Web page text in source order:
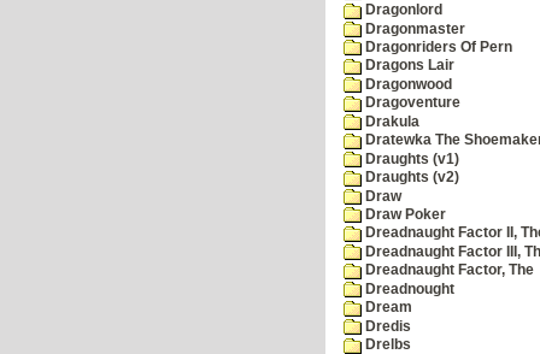
Dragonlord
Dragonmaster
Dragonriders Of Pern
Dragons Lair
Dragonwood
Dragoventure
Drakula
Dratewka The
Draughts (v1)
Draughts (v2)
Draw
Draw Poker
Dreadnaught Factor II,
Dreadnaught Factor III,
Dreadnaught Factor, The
Dreadnought
Dream
Dredis
Drelbs